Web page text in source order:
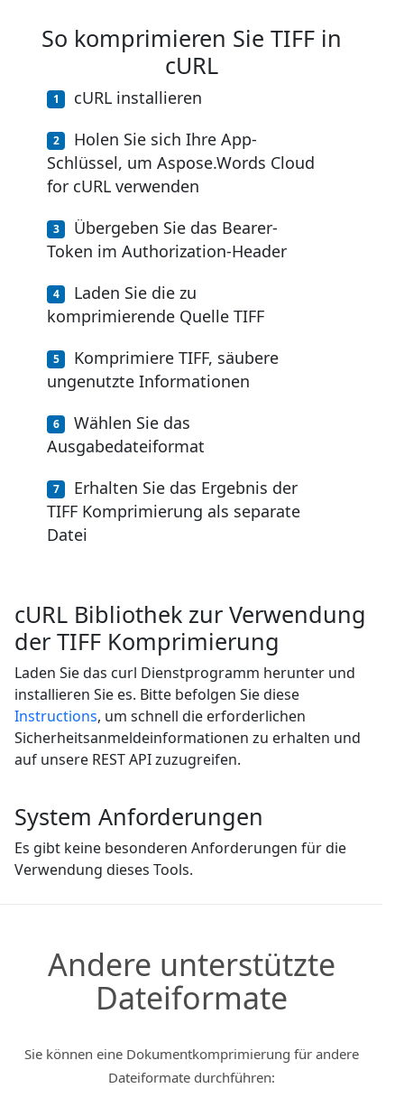
So komprimieren Sie TIFF in
cURL
cURL installieren
Holen Sie sich Ihre App-
Schlüssel, um Aspose.Words Cloud
for cURL verwenden
Übergeben Sie das Bearer-
Token im Authorization-Header
Laden Sie die zu
komprimierende Quelle TIFF
Komprimiere TIFF, säubere
ungenutzte Informationen
Wählen Sie das
Ausgabedateiformat
Erhalten Sie das Ergebnis der
TIFF Komprimierung als separate
Datei
cURL Bibliothek zur Verwendung
der TIFF Komprimierung
Laden Sie das curl Dienstprogramm herunter und
installieren Sie es. Bitte befolgen Sie diese
Instructions, um schnell die erforderlichen
Sicherheitsanmeldeinformationen zu erhalten und
auf unsere REST API zuzugreifen.
System Anforderungen
Es gibt keine besonderen Anforderungen für die
Verwendung dieses Tools.
Andere unterstützte
Dateiformate
Sie können eine Dokumentkomprimierung für andere
Dateiformate durchführen: